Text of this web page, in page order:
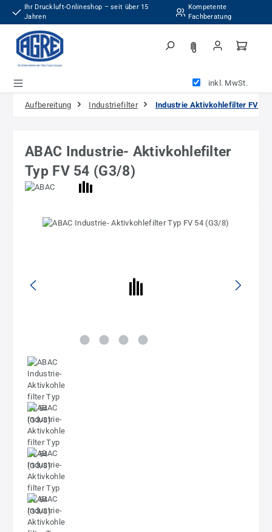
Zum Hauptinhalt springen
Ihr Druckluft-Onlineshop – seit über 15
Jahren
Kompetente
Fachberatung
inkl. MwSt.
Aufbereitung Industriefilter Industrie Aktivkohlefilter FV
ABAC Industrie- Aktivkohlefilter
Typ FV 54 (G3/8)
Bildergalerie überspringen